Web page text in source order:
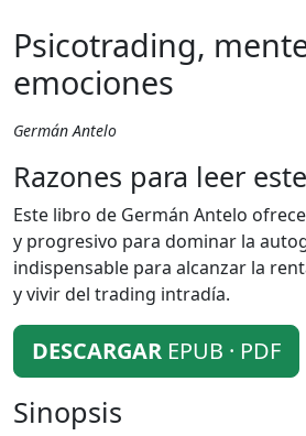
Psicotrading,
emociones
Germán Antelo
Razones para leer
Este libro de Germán Antelo
y progresivo para dominar la
indispensable para alcanzar la
y vivir del trading intradía.
DESCARGAR EPUB · PDF
Sinopsis